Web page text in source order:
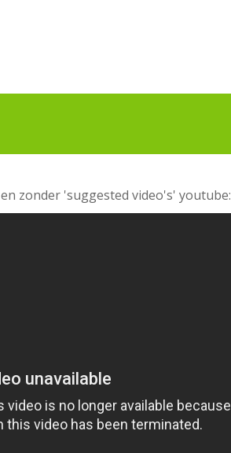
zonder 'suggested video's' youtube: